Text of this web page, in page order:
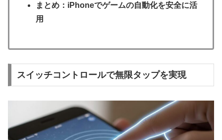
まとめ：iPhoneでゲームの自動化を安全に活
用
スイッチコントロールで無限タップを実現